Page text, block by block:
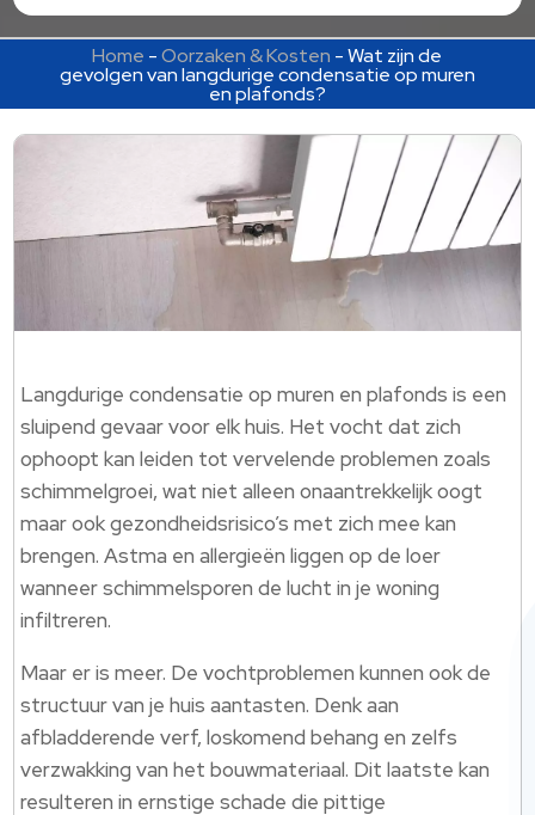
Home -Oorzaken & Kosten -Wat zijn de
gevolgen van langdurige condensatie op muren
en plafonds?
Langdurige condensatie op muren en plafonds is een
sluipend gevaar voor elk huis. Het vocht dat zich
ophoopt kan leiden tot vervelende problemen zoals
schimmelgroei, wat niet alleen onaantrekkelijk oogt
maar ook gezondheidsrisico’s met zich mee kan
brengen. Astma en allergieën liggen op de loer
wanneer schimmelsporen de lucht in je woning
infiltreren.
Maar er is meer. De vochtproblemen kunnen ook de
structuur van je huis aantasten. Denk aan
afbladderende verf, loskomend behang en zelfs
verzwakking van het bouwmateriaal. Dit laatste kan
resulteren in ernstige schade die pittige